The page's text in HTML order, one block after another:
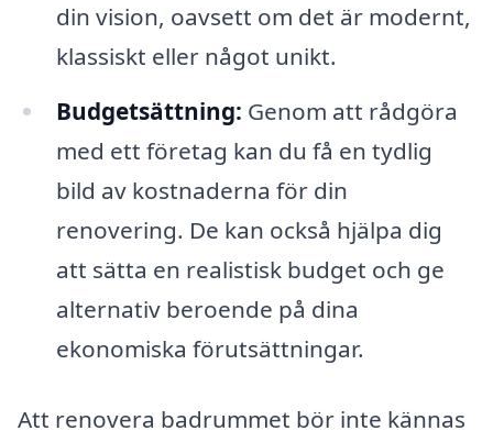
din vision, oavsett om det är modernt,
klassiskt eller något unikt.
Budgetsättning: Genom att rådgöra
med ett företag kan du få en tydlig
bild av kostnaderna för din
renovering. De kan också hjälpa dig
att sätta en realistisk budget och ge
alternativ beroende på dina
ekonomiska förutsättningar.
Att renovera badrummet bör inte kännas